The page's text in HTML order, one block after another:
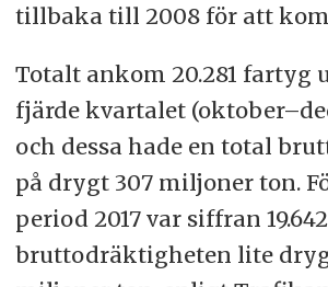
tillbaka till 2008 för att
Totalt ankom 20.281 fartyg
fjärde kvartalet
och dessa hade en total
på drygt 307 miljoner ton.
period 2017 var siffran
bruttodräktigheten lite